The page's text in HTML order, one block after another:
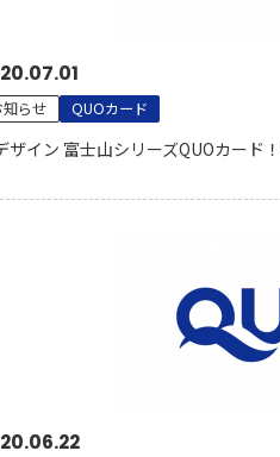
知らせ QUOカード
ザイン 富士山シリーズQUOカード